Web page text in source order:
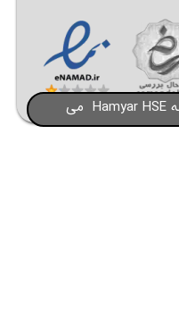
تمام حقوق این سایت متعلق به Hamyar HSE می